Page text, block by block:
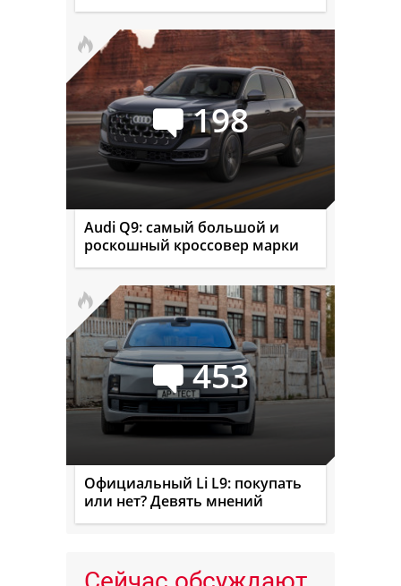
198
Audi Q9: самый большой и
роскошный кроссовер марки
453
Официальный Li L9: покупать
или нет? Девять мнений